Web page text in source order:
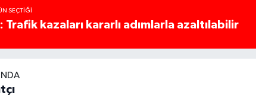
SEÇTIĞI
Trafik kazaları kararlı adımlarla azaltılabilir